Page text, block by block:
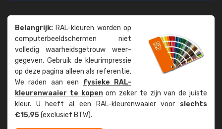
Belangrijk: RAL-kleuren worden op
computer­beeld­schermen niet
volledig waarheids­­getrouw weer­
gegeven. Gebruik de kleur­impressie
op deze pagina alleen als referentie.
We raden aan een fysieke RAL-
kleuren­waaier te kopenom zeker te zijn van de juiste
kleur. U heeft al een RAL-kleuren­waaier voor slechts
€15,95(exclusief BTW).